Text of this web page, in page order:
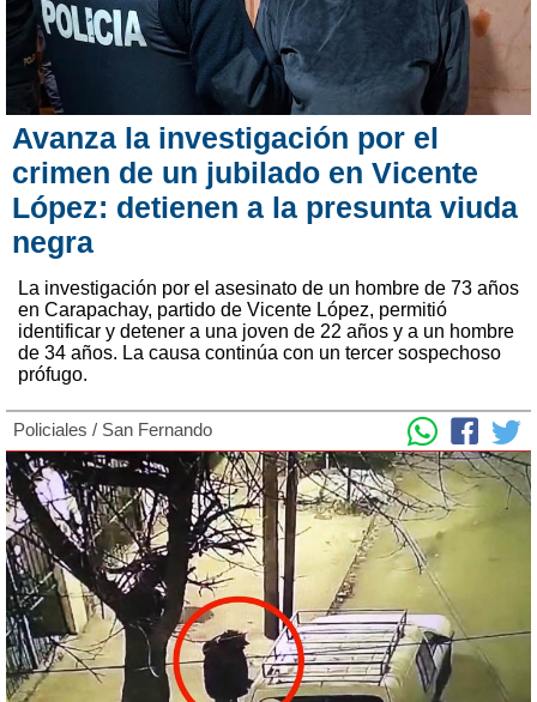
Avanza la investigación por el
crimen de un jubilado en Vicente
López: detienen a la presunta viuda
negra
La investigación por el asesinato de un hombre de 73 años
en Carapachay, partido de Vicente López, permitió
identificar y detener a una joven de 22 años y a un hombre
de 34 años. La causa continúa con un tercer sospechoso
prófugo.
Policiales / San Fernando